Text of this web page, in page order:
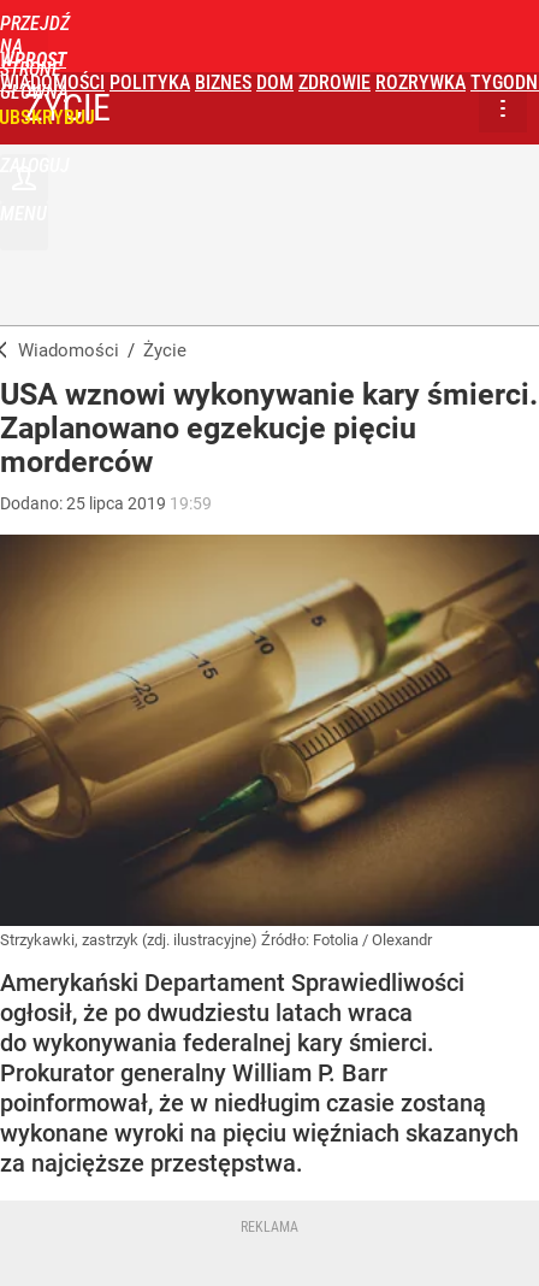
PRZEJDŹ
NA
STRONĘ
GŁÓWNĄ
WPROST
WIADOMOŚCI POLITYKA BIZNES DOM ZDROWIE ROZRYWKA
ŻYCIE
Wiadomości / Życie
USA wznowi wykonywanie kary śmierci.
Zaplanowano egzekucje pięciu
morderców
Dodano:25 lipca 2019 19:59
Strzykawki, zastrzyk (zdj. ilustracyjne) Źródło: Fotolia / Olexandr
Amerykański Departament Sprawiedliwości
ogłosił, że po dwudziestu latach wraca
do wykonywania federalnej kary śmierci.
Prokurator generalny William P. Barr
poinformował, że w niedługim czasie zostaną
wykonane wyroki na pięciu więźniach skazanych
za najcięższe przestępstwa.